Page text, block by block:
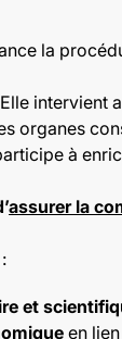
la
intervient
organes
à
assurer la
et
en